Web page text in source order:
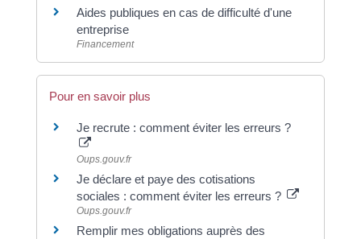
Aides publiques en cas de difficulté d'une
entreprise
Financement
Pour en savoir plus
Je recrute : comment éviter les erreurs ?
Oups.gouv.fr
Je déclare et paye des cotisations
sociales : comment éviter les erreurs ?
Oups.gouv.fr
Remplir mes obligations auprès des